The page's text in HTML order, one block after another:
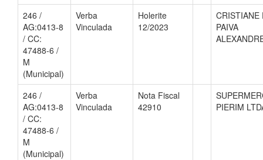
246 /
AG:0413-8
/ CC:
47488-6 /
M
(Municipal)
Verba
Vinculada
Holerite
12/2023
CRISTIANE
PAIVA
246 /
AG:0413-8
/ CC:
47488-6 /
M
(Municipal)
Verba
Vinculada
Nota Fiscal
42910
PIERIM